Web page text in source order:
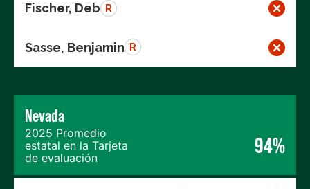
Fischer, Deb R
Sasse, Benjamin R
Nevada
2025 Promedio
estatal en la Tarjeta
de evaluación
94%